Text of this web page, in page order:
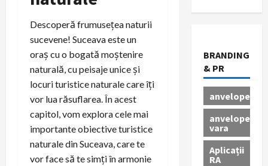
Descoperă frumusețea naturii
sucevene! Suceava este un
oraș cu o bogată moștenire
naturală, cu peisaje unice și
locuri turistice naturale care îți
vor lua răsuflarea. În acest
capitol, vom explora cele mai
importante obiective turistice
naturale din Suceava, care te
vor face să te simți în armonie
BRANDING
& PR
anvelope
anvelope
vara
Aplicații
RA